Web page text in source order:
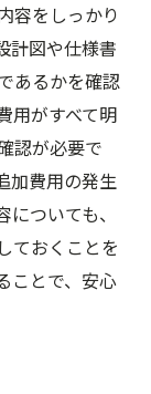
容をしっかり
計図や仕様書
あるかを確認
用がすべて明
認が必要で
加費用の発生
ついても、
ておくことを
ことで、安心